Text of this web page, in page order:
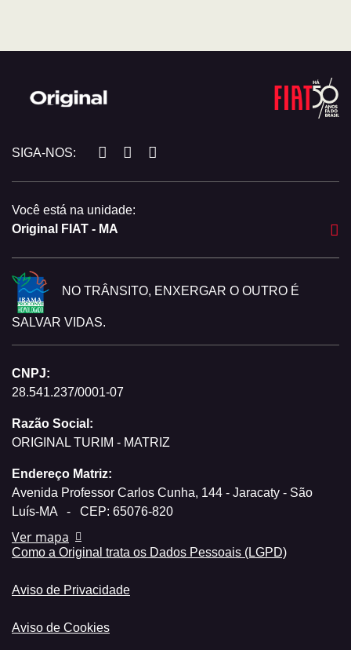
SIGA-NOS:
Você está na unidade:
Original FIAT - MA
NO TRÂNSITO, ENXERGAR O OUTRO É
SALVAR VIDAS.
CNPJ:
28.541.237/0001-07
Razão Social:
ORIGINAL TURIM - MATRIZ
Endereço Matriz:
Avenida Professor Carlos Cunha, 144 - Jaracaty - São
Luís-MA
- CEP: 65076-820
Ver mapa
Como a Original trata os Dados Pessoais (LGPD)
Aviso de Privacidade
Aviso de Cookies